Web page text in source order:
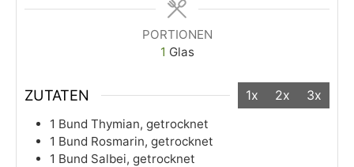
PORTIONEN
1 Glas
ZUTATEN 1x 2x 3x
1 Bund Thymian, getrocknet
1 Bund Rosmarin, getrocknet
1 Bund Salbei, getrocknet